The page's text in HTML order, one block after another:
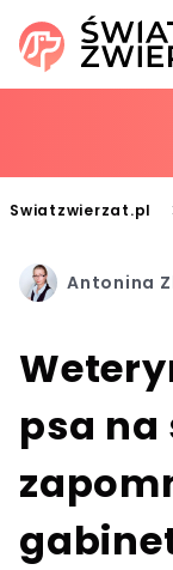
Swiatzwierzat.pl
Antonina
psa na